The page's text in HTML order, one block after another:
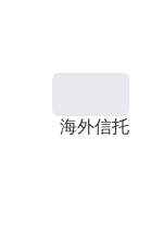
海外信托